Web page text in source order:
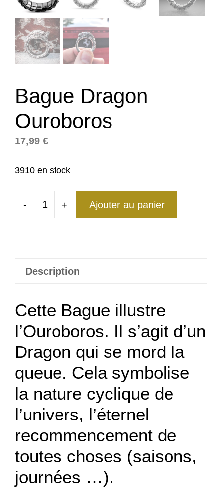
Bague Dragon
Ouroboros
17,99 €
3910 en stock
-
quantité
Ouroboros
+ Ajouter au panier
Description
Cette Bague illustre
l’Ouroboros. Il s’agit d’un
Dragon qui se mord la
queue. Cela symbolise
la nature cyclique de
l’univers, l’éternel
recommencement de
toutes choses (saisons,
journées …).